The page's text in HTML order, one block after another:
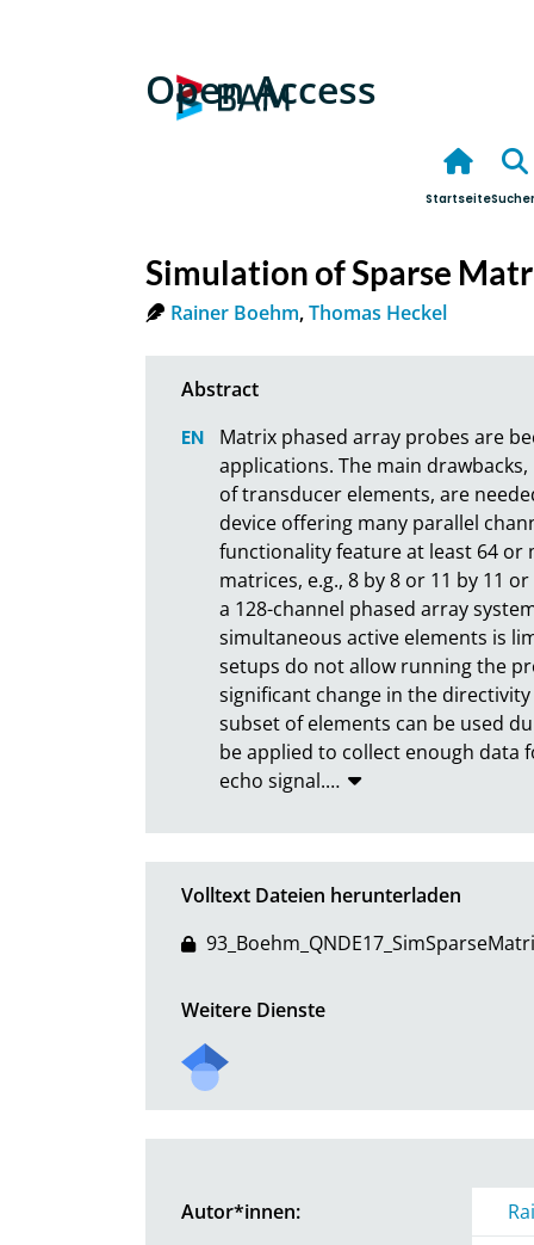
Open Access
Startseite
Simulation of Sparse
Rainer Boehm,Thomas Heckel
Matrix phased array probes are
applications. The main
of transducer elements, are
device offering many parallel
functionality feature at least 64 or
matrices, e.g., 8 by 8 or 11 by 11
a 128-channel phased array
simultaneous active elements is
setups do not allow running the
significant change in the
subset of elements can be used
be applied to collect enough
echo signal.…
Volltext Dateien herunterladen
Weitere Dienste
Autor*innen: